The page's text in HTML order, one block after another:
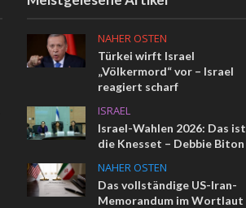
NAHER OSTEN
Türkei wirft Israel
„Völkermord“ vor – Israel
reagiert scharf
ISRAEL
Israel-Wahlen 2026: Das ist
die Knesset – Debbie Biton
NAHER OSTEN
Das vollständige US-Iran-
Memorandum im Wortlaut